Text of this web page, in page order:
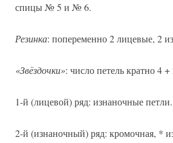
спицы № 5 и № 6.
Резинка: попеременно 2 лицевые, 2
«Звёздочки»: число петель кратно 4
1-й (лицевой) ряд: изнаночные петли.
2-й (изнаночный) ряд: кромочная, *